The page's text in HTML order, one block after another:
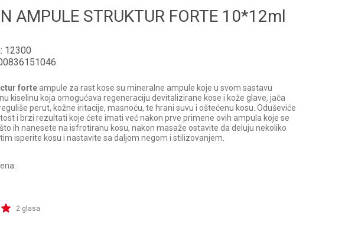
AMPULE STRUKTUR FORTE 10*12ml
12300
forte ampule za rast kose su mineralne ampule koje u svom sastavu
kiselinu koja omogućava regeneraciju devitalizirane kose i kože glave, jača
perut, kožne iritacije, masnoću, te hrani suvu i oštećenu kosu. Oduševiće
i brzi rezultati koje ćete imati već nakon prve primene ovih ampula koje se
ih nanesete na isfrotiranu kosu, nakon masaže ostavite da deluju nekoliko
isperite kosu i nastavite sa daljom negom i stilizovanjem.
2 glasa